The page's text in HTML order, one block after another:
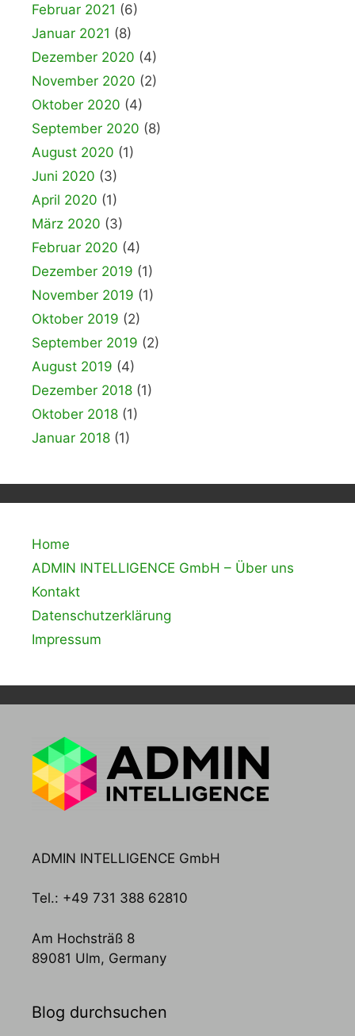
Februar 2021 (6)
Januar 2021 (8)
Dezember 2020 (4)
November 2020 (2)
Oktober 2020 (4)
September 2020 (8)
August 2020 (1)
Juni 2020 (3)
April 2020 (1)
März 2020 (3)
Februar 2020 (4)
Dezember 2019 (1)
November 2019 (1)
Oktober 2019 (2)
September 2019 (2)
August 2019 (4)
Dezember 2018 (1)
Oktober 2018 (1)
Januar 2018 (1)
Home
ADMIN INTELLIGENCE GmbH – Über uns
Kontakt
Datenschutzerklärung
Impressum
ADMIN INTELLIGENCE GmbH
Tel.: +49 731 388 62810
Am Hochsträß 8
89081 Ulm, Germany
Blog durchsuchen